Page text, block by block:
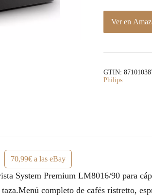
Ver en
GTIN:
Philips
70,99€ a las eBay
System Premium LM8016/90 para
completo de cafés ristretto,